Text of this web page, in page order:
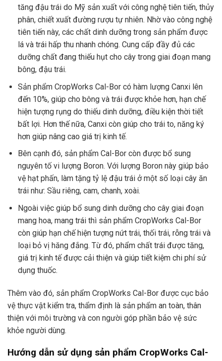
tăng đậu trái do Mỹ sản xuất với công nghệ tiên tiến, thủy
phân, chiết xuất đường rượu tự nhiên. Nhờ vào công nghệ
tiên tiến này, các chất dinh dưỡng trong sản phẩm được
lá và trái hấp thu nhanh chóng. Cung cấp đầy đủ các
dưỡng chất đang thiếu hụt cho cây trong giai đoạn mang
bông, đậu trái.
Sản phẩm CropWorks Cal-Bor có hàm lượng Canxi lên
đến 10%, giúp cho bông và trái được khỏe hơn, hạn chế
hiện tượng rụng do thiếu dinh dưỡng, điều kiện thời tiết
bất lợi. Hơn thế nữa, Canxi còn giúp cho trái to, năng ký
hơn giúp nâng cao giá trị kinh tế.
Bên cạnh đó, sản phẩm Cal-Bor còn được bổ sung
nguyên tố vi lượng Boron. Với lượng Boron này giúp bảo
vệ hạt phấn, làm tặng tỷ lệ đậu trái ở một số loại cây ăn
trái như: Sầu riêng, cam, chanh, xoài.
Ngoài việc giúp bổ sung dinh dưỡng cho cây giai đoạn
mang hoa, mang trái thì sản phẩm CropWorks Cal-Bor
còn giúp hạn chế hiện tượng nứt trái, thối trái, rỗng trái và
loại bỏ vị hăng đắng. Từ đó, phẩm chất trái được tăng,
giá trị kinh tế được cải thiện và giúp tiết kiệm chi phí sử
dụng thuốc.
Thêm vào đó, sản phẩm CropWorks Cal-Bor được cục bảo
vệ thực vật kiểm tra, thẩm định là sản phẩm an toàn, thân
thiện với môi trường và con người góp phần bảo vệ sức
khỏe người dùng.
Hướng dẫn sử dụng sản phẩm CropWorks Cal-